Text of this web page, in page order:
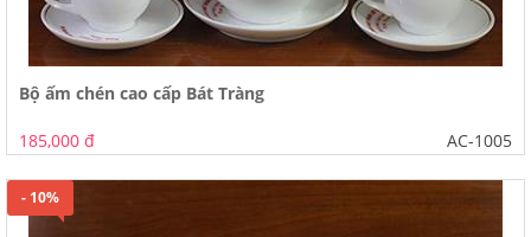
Bộ ấm chén cao cấp Bát Tràng
185,000 đ AC-1005
- 10%